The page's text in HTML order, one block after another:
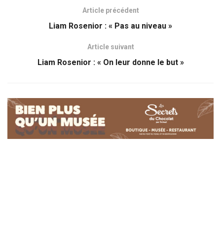
Article précédent
Liam Rosenior : « Pas au niveau »
Article suivant
Liam Rosenior : « On leur donne le but »